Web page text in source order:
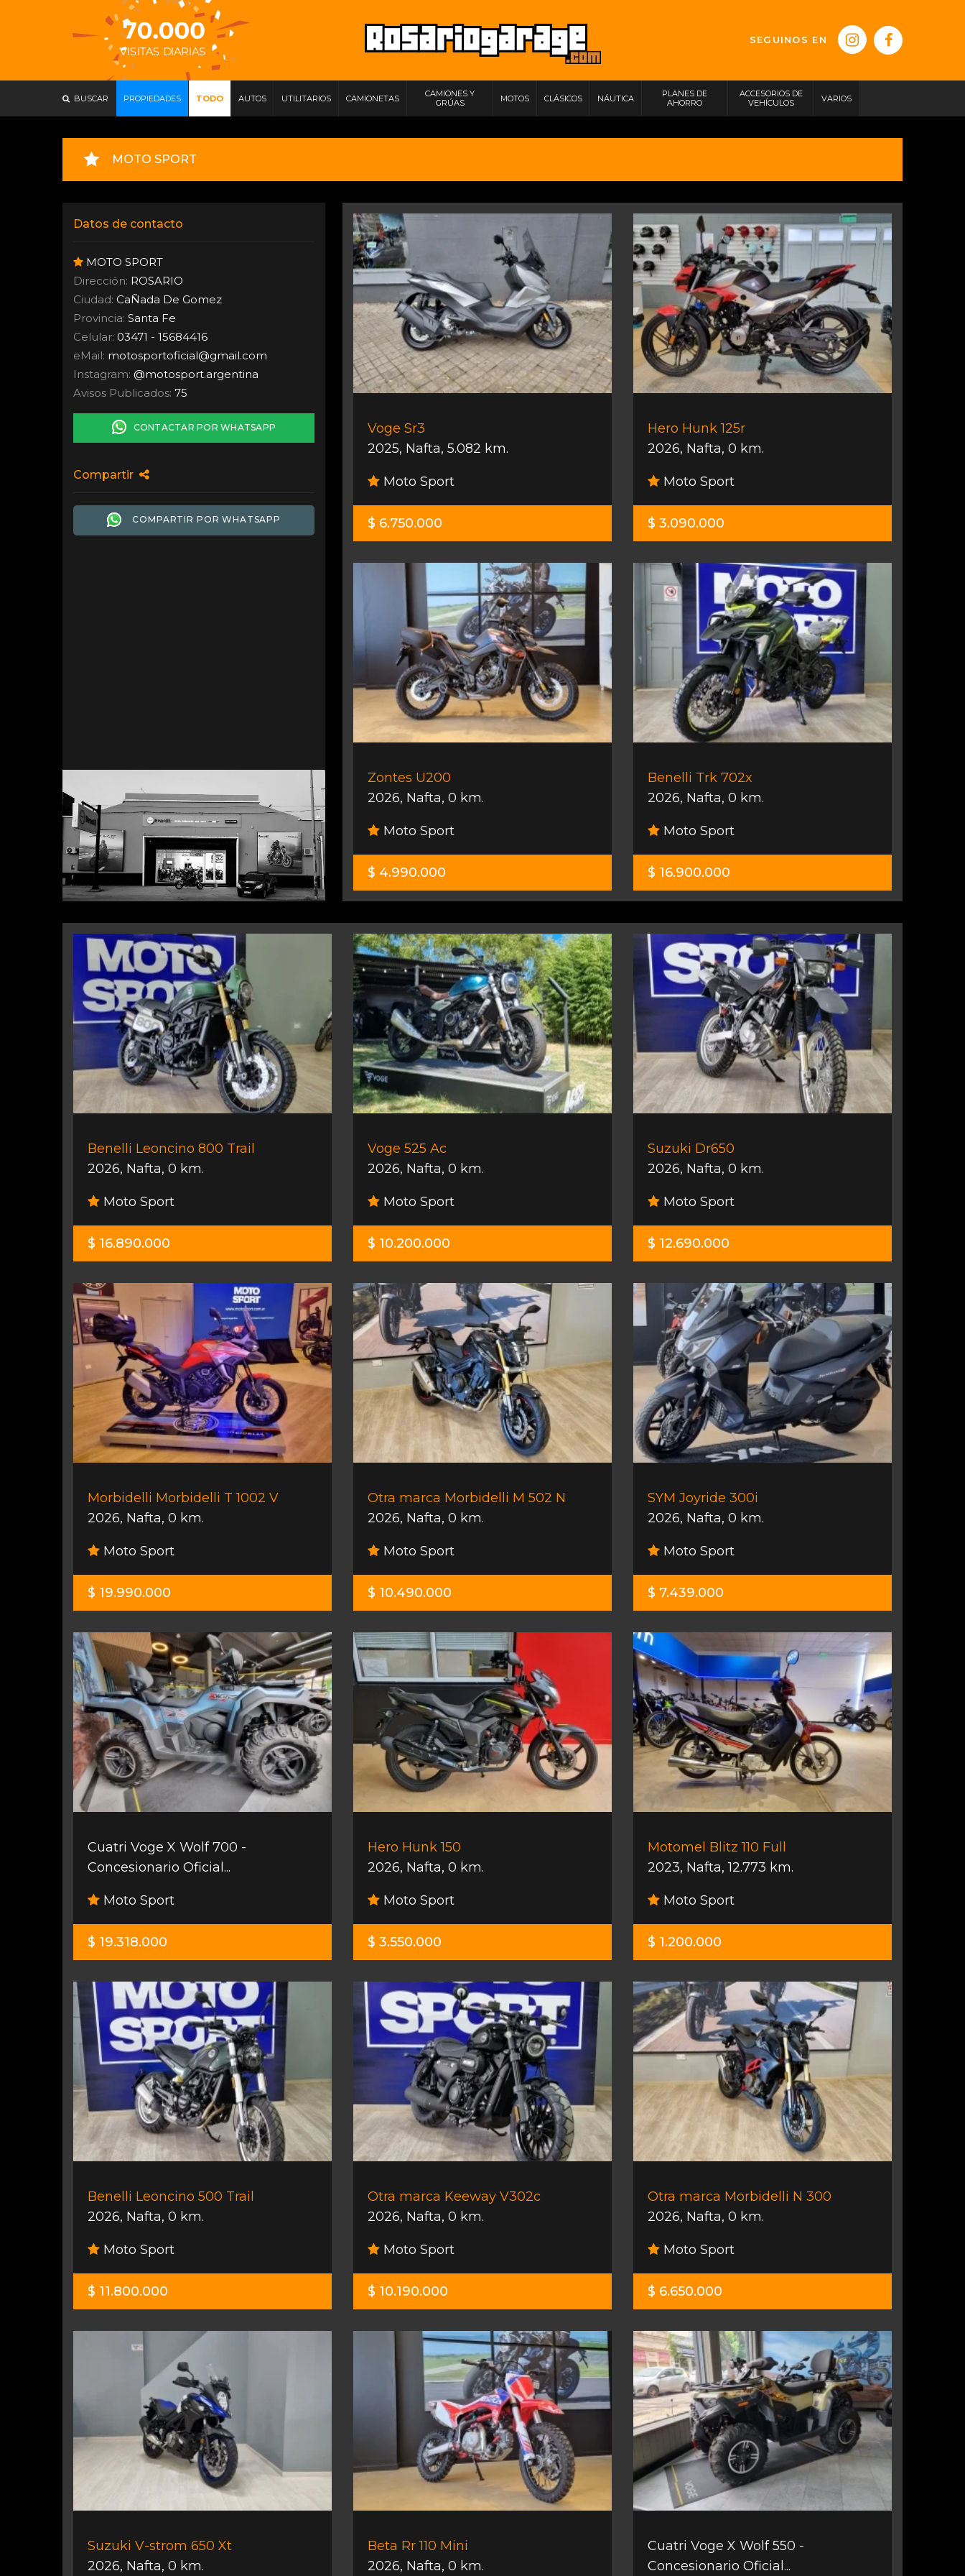
SEGUINOS EN
BUSCAR PROPIEDADES TODO AUTOS UTILITARIOS CAMIONETAS
CAMIONES Y
GRÚAS
MOTOS CLÁSICOS NÁUTICA
PLANES DE
AHORRO
ACCESORIOS DE
VEHÍCULOS
VARIOS
MOTO SPORT
Datos de contacto
MOTO SPORT
Dirección: ROSARIO
Ciudad: CaÑada De Gomez
Provincia: Santa Fe
Celular: 03471 - 15684416
eMail: motosportoficial@gmail.com
Instagram: @motosport.argentina
Avisos Publicados: 75
CONTACTAR POR WHATSAPP
Compartir
COMPARTIR POR WHATSAPP
Voge Sr3
2025, Nafta, 5.082 km.
Moto Sport
$ 6.750.000
Hero Hunk 125r
2026, Nafta, 0 km.
Moto Sport
$ 3.090.000
Zontes U200
2026, Nafta, 0 km.
Moto Sport
$ 4.990.000
Benelli Trk 702x
2026, Nafta, 0 km.
Moto Sport
$ 16.900.000
Benelli Leoncino 800 Trail
2026, Nafta, 0 km.
Moto Sport
$ 16.890.000
Voge 525 Ac
2026, Nafta, 0 km.
Moto Sport
$ 10.200.000
Suzuki Dr650
2026, Nafta, 0 km.
Moto Sport
$ 12.690.000
Morbidelli Morbidelli T 1002 V
2026, Nafta, 0 km.
Moto Sport
$ 19.990.000
Otra marca Morbidelli M 502 N
2026, Nafta, 0 km.
Moto Sport
$ 10.490.000
SYM Joyride 300i
2026, Nafta, 0 km.
Moto Sport
$ 7.439.000
Cuatri Voge X Wolf 700 -
Concesionario Oficial...
Moto Sport
$ 19.318.000
Hero Hunk 150
2026, Nafta, 0 km.
Moto Sport
$ 3.550.000
Motomel Blitz 110 Full
2023, Nafta,12.773 km.
Moto Sport
$ 1.200.000
Benelli Leoncino 500 Trail
2026, Nafta, 0 km.
Moto Sport
$ 11.800.000
Otra marca Keeway V302c
2026, Nafta, 0 km.
Moto Sport
$ 10.190.000
Otra marca Morbidelli N 300
2026, Nafta, 0 km.
Moto Sport
$ 6.650.000
Suzuki V-strom 650 Xt
2026, Nafta, 0 km.
Beta Rr 110 Mini
2026, Nafta, 0 km.
Cuatri Voge X Wolf 550 -
Concesionario Oficial...